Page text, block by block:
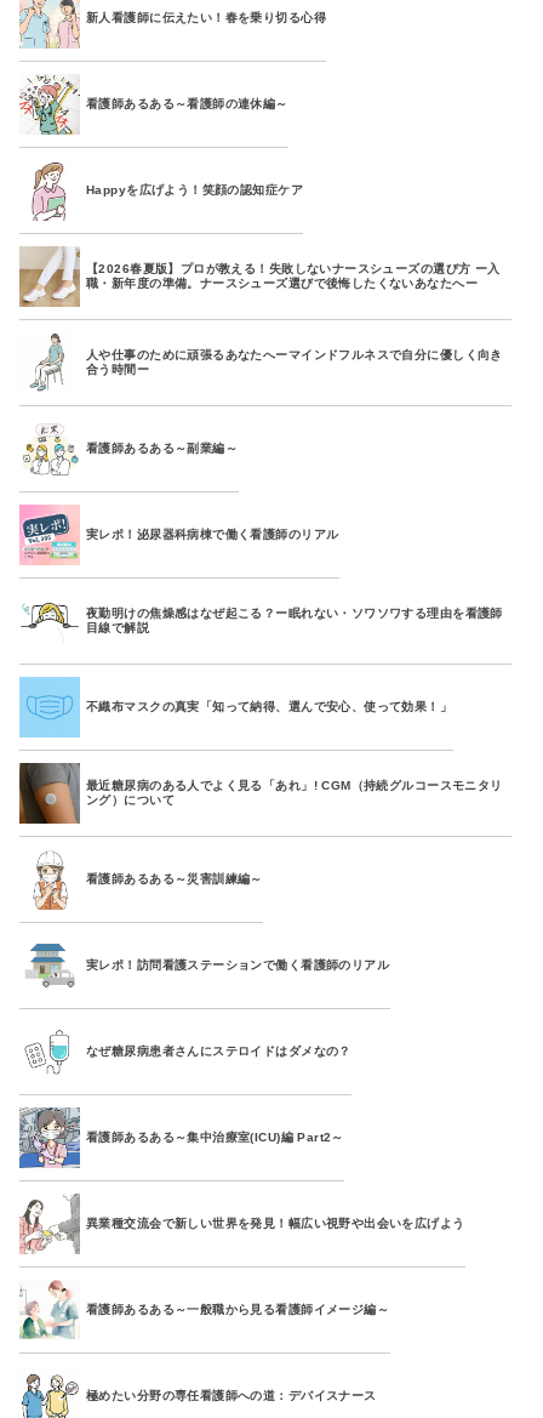
新人看護師に伝えたい！春を乗り切る心得
看護師あるある～看護師の連休編～
Happyを広げよう！笑顔の認知症ケア
【2026春夏版】プロが教える！失敗しないナースシューズの選び方 ー入
職・新年度の準備。ナースシューズ選びで後悔したくないあなたへー
人や仕事のために頑張るあなたへーマインドフルネスで自分に優しく向き
合う時間ー
看護師あるある～副業編～
実レポ！泌尿器科病棟で働く看護師のリアル
夜勤明けの焦燥感はなぜ起こる？ー眠れない・ソワソワする理由を看護師
目線で解説
不織布マスクの真実「知って納得、選んで安心、使って効果！」
最近糖尿病のある人でよく見る「あれ」! CGM（持続グルコースモニタリ
ング）について
看護師あるある～災害訓練編～
実レポ！訪問看護ステーションで働く看護師のリアル
なぜ糖尿病患者さんにステロイドはダメなの？
看護師あるある～集中治療室(ICU)編 Part2～
異業種交流会で新しい世界を発見！幅広い視野や出会いを広げよう
看護師あるある～一般職から見る看護師イメージ編～
極めたい分野の専任看護師への道：デバイスナース